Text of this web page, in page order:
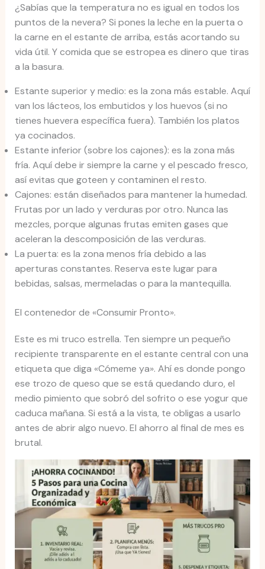
¿Sabías que la temperatura no es igual en todos los
puntos de la nevera? Si pones la leche en la puerta o
la carne en el estante de arriba, estás acortando su
vida útil. Y comida que se estropea es dinero que tiras
a la basura.
Estante superior y medio: es la zona más estable. Aquí
van los lácteos, los embutidos y los huevos (si no
tienes huevera específica fuera). También los platos
ya cocinados.
Estante inferior (sobre los cajones): es la zona más
fría. Aquí debe ir siempre la carne y el pescado fresco,
así evitas que goteen y contaminen el resto.
Cajones: están diseñados para mantener la humedad.
Frutas por un lado y verduras por otro. Nunca las
mezcles, porque algunas frutas emiten gases que
aceleran la descomposición de las verduras.
La puerta: es la zona menos fría debido a las
aperturas constantes. Reserva este lugar para
bebidas, salsas, mermeladas o para la mantequilla.
El contenedor de «Consumir Pronto».
Este es mi truco estrella. Ten siempre un pequeño
recipiente transparente en el estante central con una
etiqueta que diga «Cómeme ya». Ahí es donde pongo
ese trozo de queso que se está quedando duro, el
medio pimiento que sobró del sofrito o ese yogur que
caduca mañana. Si está a la vista, te obligas a usarlo
antes de abrir algo nuevo. El ahorro al final de mes es
brutal.